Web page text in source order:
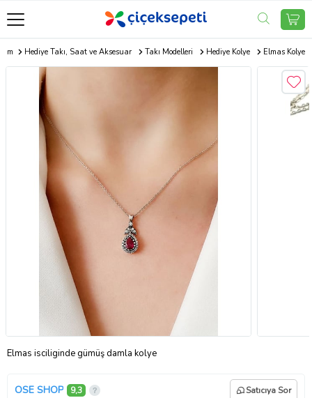
Hediye Takı, Saat ve Aksesuar Takı Modelleri Hediye Kolye Elmas Kolye
Elmas isciliginde gümüş damla kolye
OSE SHOP 9,3 Satıcıya Sor